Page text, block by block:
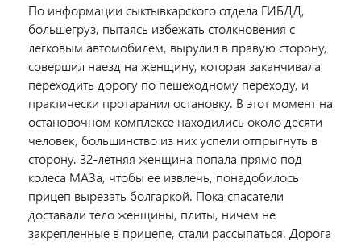
По информации сыктывкарского отдела ГИБДД,
большегруз, пытаясь избежать столкновения с
легковым автомобилем, вырулил в правую сторону,
совершил наезд на женщину, которая заканчивала
переходить дорогу по пешеходному переходу, и
практически протаранил остановку. В этот момент на
остановочном комплексе находились около десяти
человек, большинство из них успели отпрыгнуть в
сторону. 32-летняя женщина попала прямо под
колеса МАЗа, чтобы ее извлечь, понадобилось
прицеп вырезать болгаркой. Пока спасатели
доставали тело женщины, плиты, ничем не
закрепленные в прицепе, стали рассыпаться. Дорога